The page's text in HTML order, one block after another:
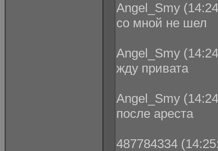
Angel_Smy
со мной не шел
Angel_Smy
жду привата
Angel_Smy
после ареста
487784334